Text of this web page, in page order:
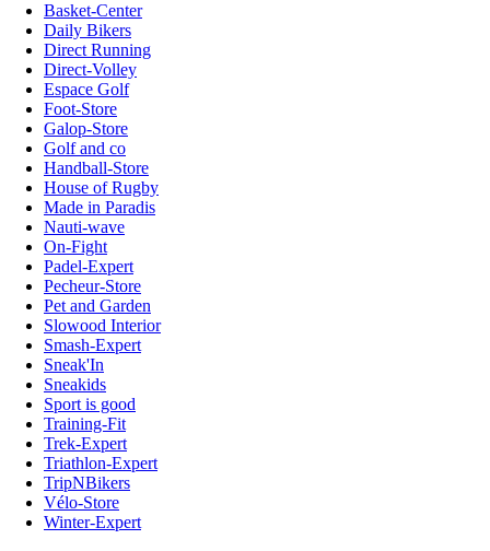
Basket-Center
Daily Bikers
Direct Running
Direct-Volley
Espace Golf
Foot-Store
Galop-Store
Golf and co
Handball-Store
House of Rugby
Made in Paradis
Nauti-wave
On-Fight
Padel-Expert
Pecheur-Store
Pet and Garden
Slowood Interior
Smash-Expert
Sneak'In
Sneakids
Sport is good
Training-Fit
Trek-Expert
Triathlon-Expert
TripNBikers
Vélo-Store
Winter-Expert